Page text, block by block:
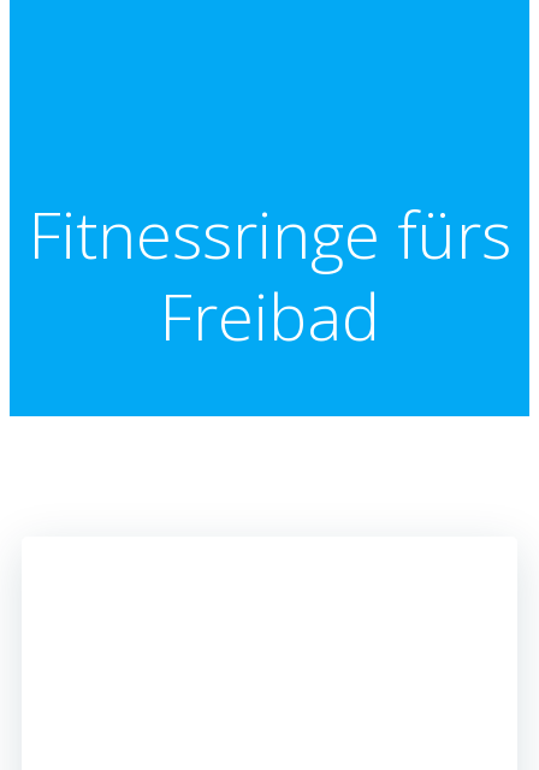
Fitnessringe fürs
Freibad